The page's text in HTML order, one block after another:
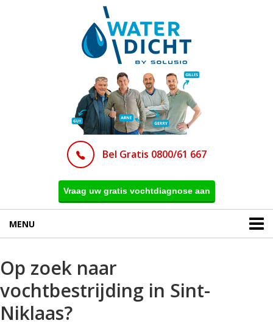
Bel Gratis 0800/61 667
Vraag uw gratis vochtdiagnose aan
MENU
Op zoek naar
vochtbestrijding in Sint-
Niklaas?